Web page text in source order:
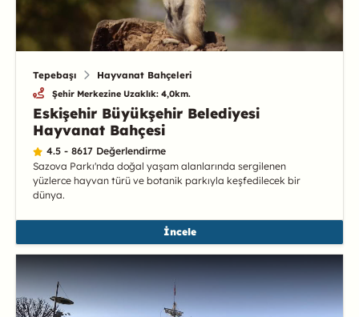
Tepebaşı Hayvanat Bahçeleri
Şehir Merkezine Uzaklık: 4,0km.
Eskişehir Büyükşehir Belediyesi
Hayvanat Bahçesi
4.5 - 8617 Değerlendirme
Sazova Parkı'nda doğal yaşam alanlarında sergilenen
yüzlerce hayvan türü ve botanik parkıyla keşfedilecek bir
dünya.
İncele